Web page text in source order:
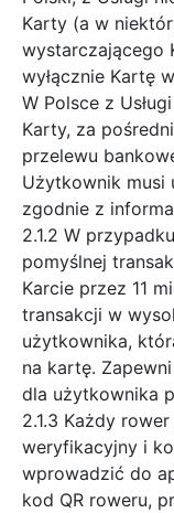
Karty (a w
wystarczającego
wyłącznie Kartę
W Polsce z
Karty, za
przelewu
Użytkownik musi
zgodnie z
2.1.2 W
pomyślnej
Karcie przez 11
transakcji w
użytkownika,
na kartę.
dla użytkownika
2.1.3 Każdy
weryfikacyjny i
wprowadzić do
kod QR roweru,